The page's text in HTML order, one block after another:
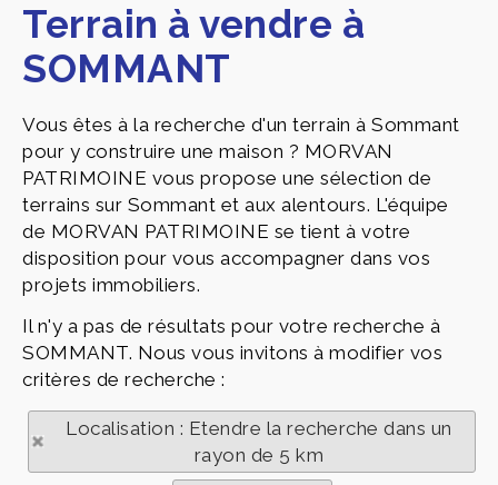
Terrain à vendre à
SOMMANT
Vous êtes à la recherche d'un terrain à Sommant
pour y construire une maison ? MORVAN
PATRIMOINE vous propose une sélection de
terrains sur Sommant et aux alentours. L'équipe
de MORVAN PATRIMOINE se tient à votre
disposition pour vous accompagner dans vos
projets immobiliers.
Il n'y a pas de résultats pour votre recherche à
SOMMANT. Nous vous invitons à modifier vos
critères de recherche :
Localisation : Etendre la recherche dans un
rayon de 5 km